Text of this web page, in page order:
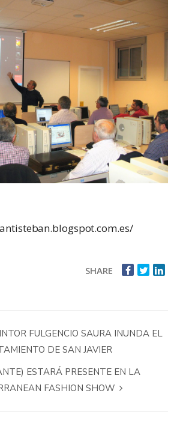
SHARE
FULGENCIO SAURA INUNDA EL
DE SAN JAVIER
ESTARÁ PRESENTE EN LA
FASHION SHOW